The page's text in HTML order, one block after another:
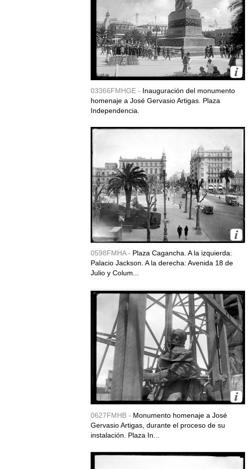
03366FMHGE - Inauguración del monumento
homenaje a José Gervasio Artigas. Plaza
Independencia.
0598FMHA - Plaza Cagancha. A la izquierda:
Palacio Jackson. A la derecha: Avenida 18 de
Julio y Colum...
0627FMHB - Monumento homenaje a José
Gervasio Artigas, durante el proceso de su
instalación. Plaza In...